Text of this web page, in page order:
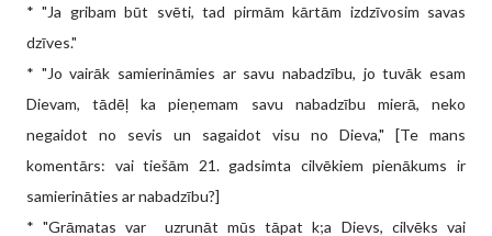
* "Ja gribam būt svēti, tad pirmām kārtām izdzīvosim savas
dzīves."
* "Jo vairāk samierināmies ar savu nabadzību, jo tuvāk esam
Dievam, tādēļ ka pieņemam savu nabadzību mierā, neko
negaidot no sevis un sagaidot visu no Dieva," [Te mans
komentārs: vai tiešām 21. gadsimta cilvēkiem pienākums ir
samierināties ar nabadzību?]
* "Grāmatas var uzrunāt mūs tāpat k;a Dievs, cilvēks vai